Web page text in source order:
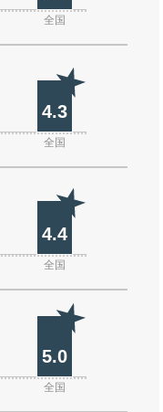
全国
4.3
全国
4.4
全国
5.0
全国